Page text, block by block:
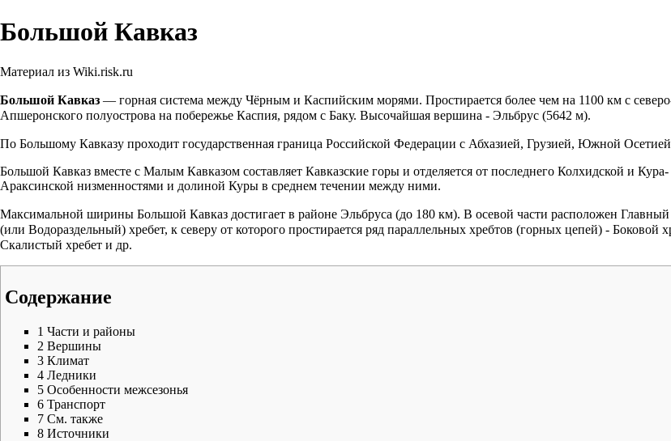
Большой Кавказ
Материал из Wiki.risk.ru
Большой Кавказ — горная система между Чёрным и Каспийским морями. Простирается более чем на 1100 км с
Апшеронского полуострова на побережье Каспия, рядом с Баку. Высочайшая вершина - Эльбрус (5642 м).
По Большому Кавказу проходит государственная граница Российской Федерации с Абхазией, Грузией, Южной
Большой Кавказ вместе с Малым Кавказом составляет Кавказские горы и отделяется от последнего Колхидской и Кура-
Араксинской низменностями и долиной Куры в среднем течении между ними.
Максимальной ширины Большой Кавказ достигает в районе Эльбруса (до 180 км). В осевой части расположен Главный
(или Водораздельный) хребет, к северу от которого простирается ряд параллельных хребтов (горных цепей) - Боковой
Скалистый хребет и др.
Содержание
1 Части и районы
2 Вершины
3 Климат
4 Ледники
5 Особенности межсезонья
6 Транспорт
7 См. также
8 Источники